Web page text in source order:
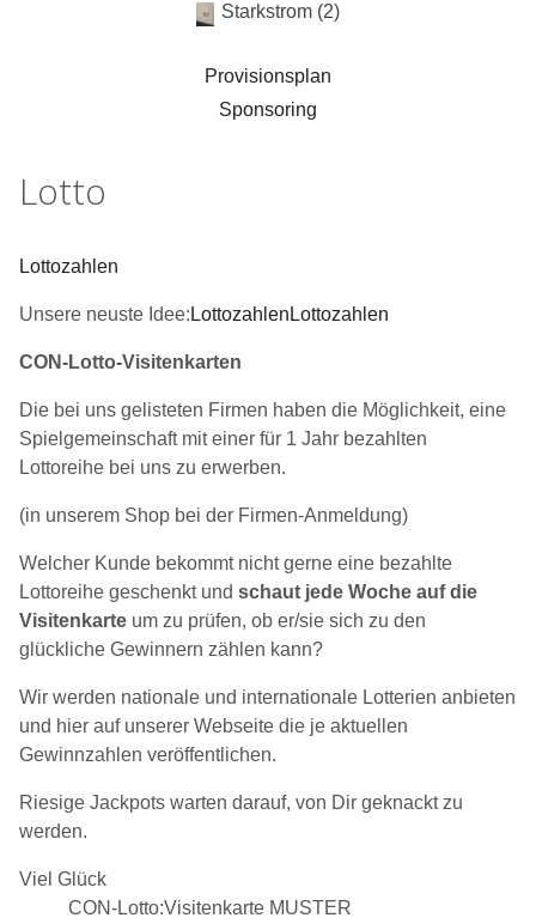
Starkstrom (2)
Provisionsplan
Sponsoring
Lotto
Lottozahlen
Unsere neuste Idee: Lottozahlen Lottozahlen
CON-Lotto-Visitenkarten
Die bei uns gelisteten Firmen haben die Möglichkeit, eine
Spielgemeinschaft mit einer für 1 Jahr bezahlten
Lottoreihe bei uns zu erwerben.
(in unserem Shop bei der Firmen-Anmeldung)
Welcher Kunde bekommt nicht gerne eine bezahlte
Lottoreihe geschenkt undschaut jede Woche auf die
Visitenkarte um zu prüfen, ob er/sie sich zu den
glückliche Gewinnern zählen kann?
Wir werden nationale und internationale Lotterien anbieten
und hier auf unserer Webseite die je aktuellen
Gewinnzahlen veröffentlichen.
Riesige Jackpots warten darauf, von Dir geknackt zu
werden.
Viel Glück
CON-Lotto:Visitenkarte MUSTER